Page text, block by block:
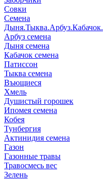
Совки
Семена
Дыня.Тыква.Арбуз.Кабачок.
Арбуз семена
Дыня семена
Кабачок семена
Патиссон
Тыква семена
Въющиеся
Хмель
Душистый горошек
Ипомея семена
Кобея
Тунбергия
Актинидия семена
Газон
Газонные травы
Травосмесь вес
Зелень